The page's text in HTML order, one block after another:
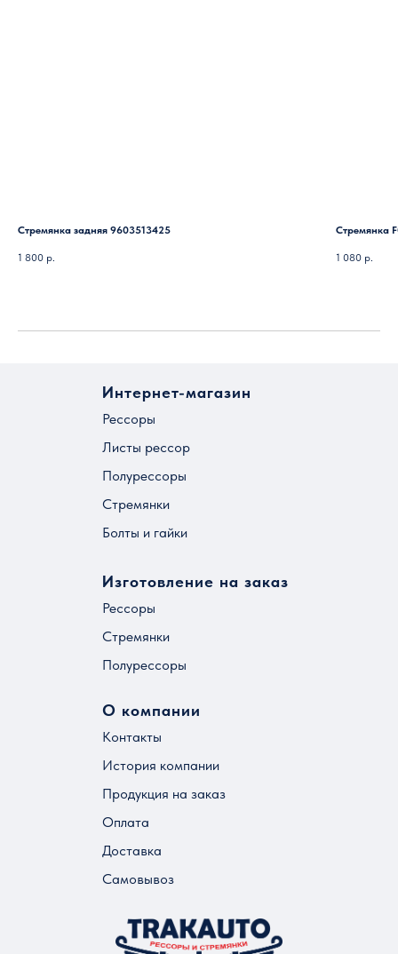
Стремянка задняя 9603513425
1 800 р.
Стремянка
1 080 р.
Интернет-магазин
Рессоры
Листы рессор
Полурессоры
Стремянки
Болты и гайки
Изготовление на заказ
Рессоры
Стремянки
Полурессоры
О компании
Контакты
История компании
Продукция на заказ
Оплата
Доставка
Самовывоз